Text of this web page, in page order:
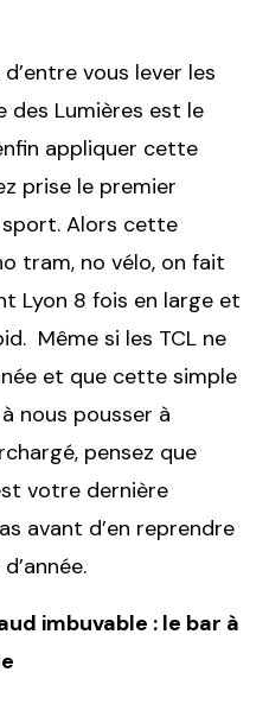
vous lever les
des Lumières est le
appliquer cette
prise le premier
sport. Alors cette
tram, no vélo, on fait
Lyon 8 fois en large et
Même si les TCL ne
et que cette simple
nous pousser à
pensez que
votre dernière
avant d’en reprendre
imbuvable : le bar à